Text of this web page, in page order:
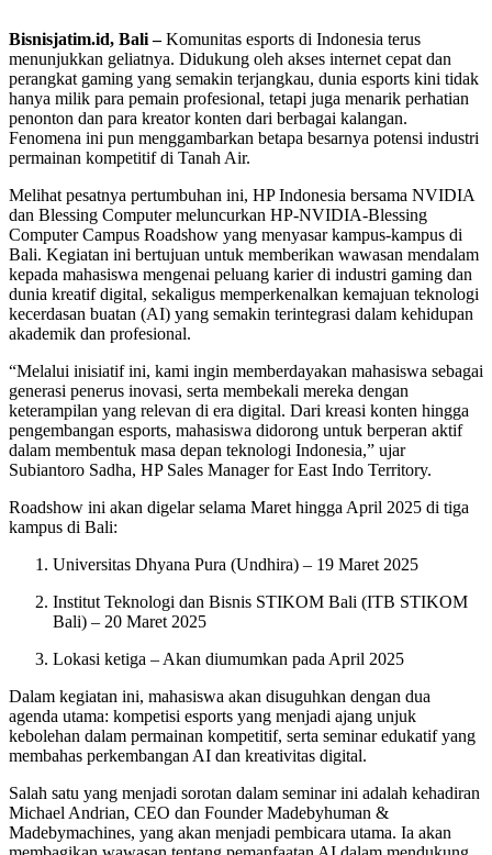
Bisnisjatim.id, Bali –Komunitas esports di Indonesia terus
menunjukkan geliatnya. Didukung oleh akses internet cepat dan
perangkat gaming yang semakin terjangkau, dunia esports kini tidak
hanya milik para pemain profesional, tetapi juga menarik perhatian
penonton dan para kreator konten dari berbagai kalangan.
Fenomena ini pun menggambarkan betapa besarnya potensi industri
permainan kompetitif di Tanah Air.
Melihat pesatnya pertumbuhan ini, HP Indonesia bersama NVIDIA
dan Blessing Computer meluncurkan HP-NVIDIA-Blessing
Computer Campus Roadshow yang menyasar kampus-kampus di
Bali. Kegiatan ini bertujuan untuk memberikan wawasan mendalam
kepada mahasiswa mengenai peluang karier di industri gaming dan
dunia kreatif digital, sekaligus memperkenalkan kemajuan teknologi
kecerdasan buatan (AI) yang semakin terintegrasi dalam kehidupan
akademik dan profesional.
“Melalui inisiatif ini, kami ingin memberdayakan mahasiswa sebagai
generasi penerus inovasi, serta membekali mereka dengan
keterampilan yang relevan di era digital. Dari kreasi konten hingga
pengembangan esports, mahasiswa didorong untuk berperan aktif
dalam membentuk masa depan teknologi Indonesia,” ujar
Subiantoro Sadha, HP Sales Manager for East Indo Territory.
Roadshow ini akan digelar selama Maret hingga April 2025 di tiga
kampus di Bali:
Universitas Dhyana Pura (Undhira) – 19 Maret 2025
Institut Teknologi dan Bisnis STIKOM Bali (ITB STIKOM
Bali) – 20 Maret 2025
Lokasi ketiga – Akan diumumkan pada April 2025
Dalam kegiatan ini, mahasiswa akan disuguhkan dengan dua
agenda utama: kompetisi esports yang menjadi ajang unjuk
kebolehan dalam permainan kompetitif, serta seminar edukatif yang
membahas perkembangan AI dan kreativitas digital.
Salah satu yang menjadi sorotan dalam seminar ini adalah kehadiran
Michael Andrian, CEO dan Founder Madebyhuman &
Madebymachines, yang akan menjadi pembicara utama. Ia akan